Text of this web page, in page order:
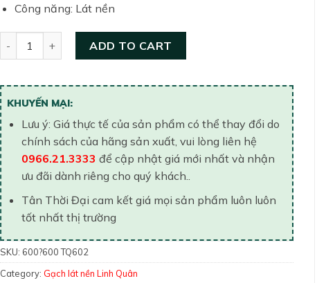
Công năng: Lát nền
ADD TO CART
KHUYẾN MẠI:
Lưu ý: Giá thực tế của sản phẩm có thể thay đổi do
chính sách của hãng sản xuất, vui lòng liên hệ
0966.21.3333 để cập nhật giá mới nhất và nhận
ưu đãi dành riêng cho quý khách..
Tân Thời Đại cam kết giá mọi sản phẩm luôn luôn
tốt nhất thị trường
SKU: 600?600 TQ602
Category: Gạch lát nền Linh Quân